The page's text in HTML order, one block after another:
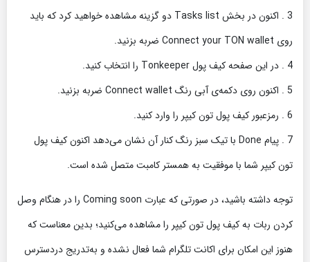
3 . اکنون در بخش Tasks list دو گزینه مشاهده خواهید کرد که باید
روی Connect your TON wallet ضربه بزنید.
4 . در این صفحه کیف پول Tonkeeper را انتخاب کنید.
5 . اکنون روی دکمه‌ی آبی رنگ Connect wallet ضربه بزنید.
6 . رمزعبور کیف پول تون کیپر را وارد کنید.
7 . پیام Done با تیک سبز رنگ کنار آن نشان می‌دهد اکنون کیف پول
تون کیپر شما با موفقیت به همستر کامبت متصل شده است.
توجه داشته باشید، در صورتی که عبارت Coming soon را در هنگام وصل
کردن ربات به کیف پول تون کیپر را مشاهده می‌کنید؛ بدین معناست که
هنوز این امکان برای اکانت تلگرام شما فعال نشده و به‌تدریج دردسترس